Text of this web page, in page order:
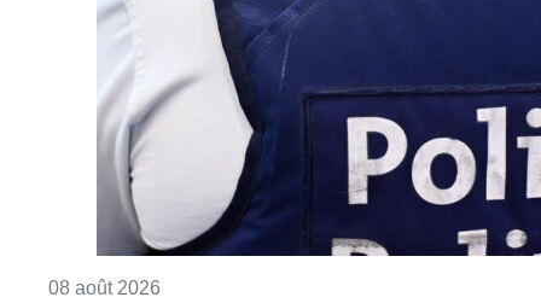
Pizza Nizar: un coup de pub
inattendu grâce à l’IA